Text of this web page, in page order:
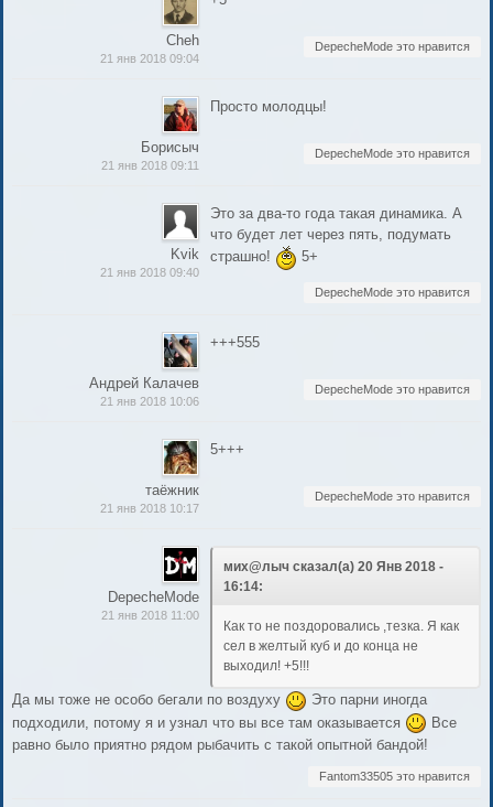
Cheh
21 янв 2018 09:04
DepecheMode это нравится
Борисыч
21 янв 2018 09:11
Просто молодцы!
DepecheMode это нравится
Kvik
21 янв 2018 09:40
Это за два-то года такая динамика. А
что будет лет через пять, подумать
страшно!
5+
DepecheMode это нравится
Андрей Калачев
21 янв 2018 10:06
+++555
DepecheMode это нравится
таёжник
21 янв 2018 10:17
5+++
DepecheMode это нравится
DepecheMode
21 янв 2018 11:00
мих@лыч сказал(а) 20 Янв 2018 -
16:14:
Как то не поздоровались ,тезка. Я как
сел в желтый куб и до конца не
выходил! +5!!!
Да мы тоже не особо бегали по воздуху
Это парни иногда
подходили, потому я и узнал что вы все там оказывается
Все
равно было приятно рядом рыбачить с такой опытной бандой!
Fantom33505 это нравится